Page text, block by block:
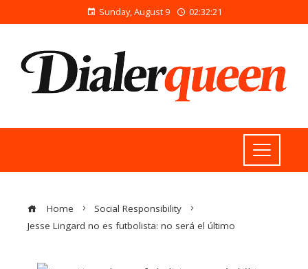
Sunday, August 9 02:32:22
Home
Social Responsibility
Jesse Lingard no es futbolista: no será el último